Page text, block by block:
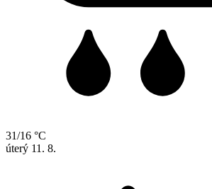
31/16 °C
úterý 11. 8.